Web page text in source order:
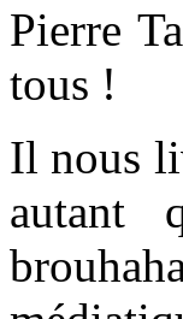
Pierre
tous !
Il nous
autant